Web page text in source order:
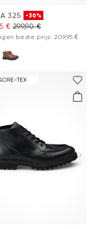
325 -30%
€ 299,90 €
beste prijs: 209,95 €